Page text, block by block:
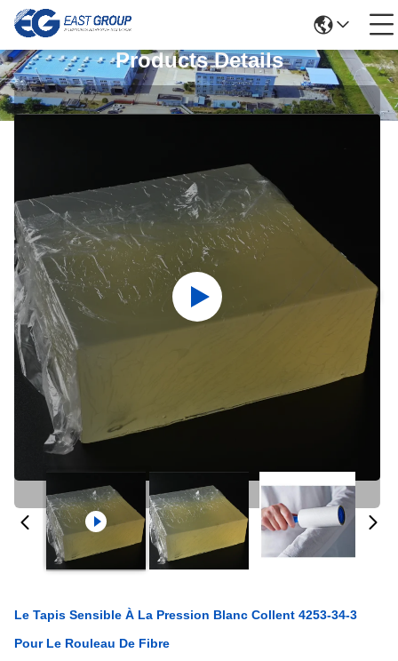
Products Details
Le Tapis Sensible À La Pression Blanc Collent 4253-34-3
Pour Le Rouleau De Fibre